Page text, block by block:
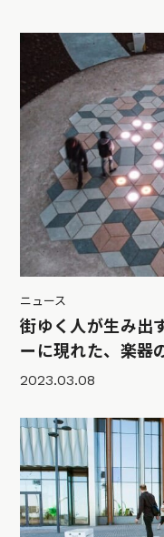
ニュース
街ゆく人が生み出
ーに現れた、楽器
2023.03.08